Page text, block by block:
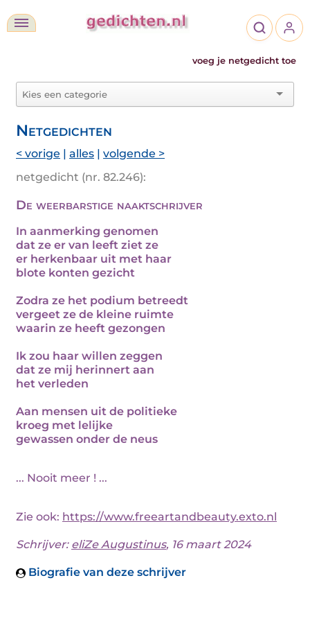
voeg je netgedicht toe
Netgedichten
< vorige | alles | volgende >
netgedicht (nr. 82.246):
De weerbarstige naaktschrijver
In aanmerking genomen
dat ze er van leeft ziet ze
er herkenbaar uit met haar
blote konten gezicht
Zodra ze het podium betreedt
vergeet ze de kleine ruimte
waarin ze heeft gezongen
Ik zou haar willen zeggen
dat ze mij herinnert aan
het verleden
Aan mensen uit de politieke
kroeg met lelijke
gewassen onder de neus
... Nooit meer ! ...
Zie ook: https://www.freeartandbeauty.exto.nl
Schrijver: eliZe Augustinus, 16 maart 2024
Biografie van deze schrijver